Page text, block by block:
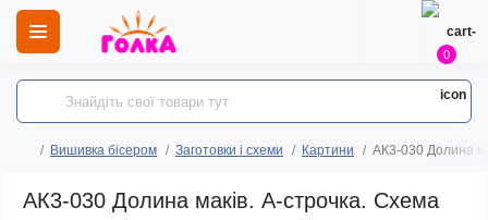
0
Вишивка бісером Заготовки і схеми Картини АК3-030 Долина
АК3-030 Долина маків. А-строчка. Схема